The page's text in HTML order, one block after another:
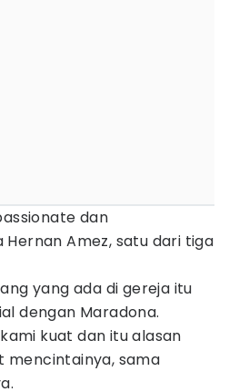
dan
Amez, satu dari tiga
yang ada di gereja itu
dengan Maradona.
kuat dan itu alasan
mencintainya, sama